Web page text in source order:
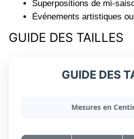
Superpositions de mi-
Événements artistiques
GUIDE DES TAILLES
GUIDE DES
Mesures en